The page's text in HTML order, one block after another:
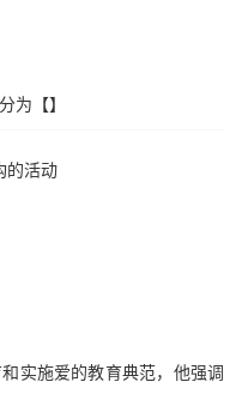
为【】
的活动
实施爱的教育典范，他强调